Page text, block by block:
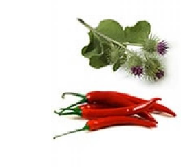
Маска на настойке
Настойка с оливковым
маслом